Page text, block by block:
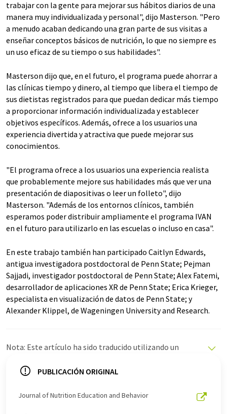
trabajar con la gente para mejorar sus hábitos diarios de una
manera muy individualizada y personal", dijo Masterson. "Pero
a menudo acaban dedicando una gran parte de sus visitas a
enseñar conceptos básicos de nutrición, lo que no siempre es
un uso eficaz de su tiempo o sus habilidades".
Masterson dijo que, en el futuro, el programa puede ahorrar a
las clínicas tiempo y dinero, al tiempo que libera el tiempo de
sus dietistas registrados para que puedan dedicar más tiempo
a proporcionar información individualizada y establecer
objetivos específicos. Además, ofrece a los usuarios una
experiencia divertida y atractiva que puede mejorar sus
conocimientos.
"El programa ofrece a los usuarios una experiencia realista
que probablemente mejore sus habilidades más que ver una
presentación de diapositivas o leer un folleto", dijo
Masterson. "Además de los entornos clínicos, también
esperamos poder distribuir ampliamente el programa IVAN
en el futuro para utilizarlo en las escuelas o incluso en casa".
En este trabajo también han participado Caitlyn Edwards,
antigua investigadora postdoctoral de Penn State; Pejman
Sajjadi, investigador postdoctoral de Penn State; Alex Fatemi,
desarrollador de aplicaciones XR de Penn State; Erica Krieger,
especialista en visualización de datos de Penn State; y
Alexander Klippel, de Wageningen University and Research.
Nota: Este artículo ha sido traducido utilizando un
ofrece estas traducciones automáticas para presentar
este artículo ha sido traducido con traducción
PUBLICACIÓN ORIGINAL
Journal of Nutrition Education and Behavior